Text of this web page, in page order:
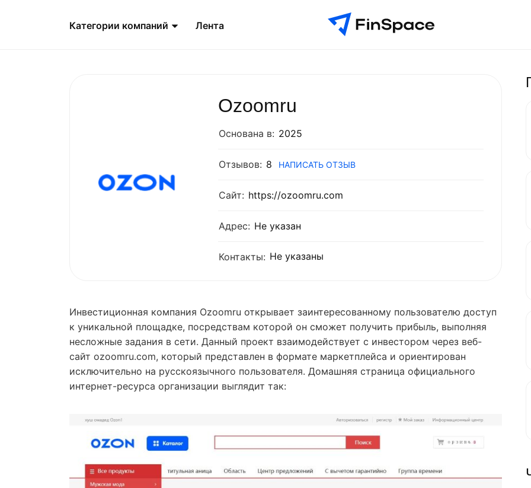
Категории компаний Лента
Ozoomru
Основана в: 2025
Отзывов: 8 НАПИСАТЬ ОТЗЫВ
Сайт: https://ozoomru.com
Адрес: Не указан
Контакты: Не указаны
Инвестиционная компания Ozoomru открывает заинтересованному пользователю доступ
к уникальной площадке, посредствам которой он сможет получить прибыль, выполняя
несложные задания в сети. Данный проект взаимодействует с инвестором через веб-
сайт ozoomru.com, который представлен в формате маркетплейса и ориентирован
исключительно на русскоязычного пользователя. Домашняя страница официального
интернет-ресурса организации выглядит так: